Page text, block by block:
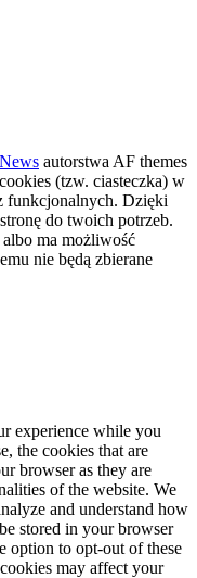
autorstwa AF themes
(tzw. ciasteczka) w
funkcjonalnych. Dzięki
do twoich potrzeb.
ma możliwość
nie będą zbierane
experience while you
the cookies that are
browser as they are
of the website. We
and understand how
stored in your browser
option to opt-out of these
may affect your